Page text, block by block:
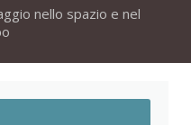
nello spazio e nel